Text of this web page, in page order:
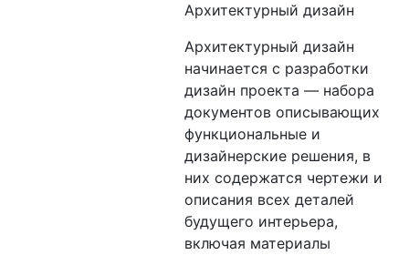
Архитектурный дизайн
Архитектурный дизайн
начинается с разработки
дизайн проекта — набора
документов описывающих
функциональные и
дизайнерские решения, в
них содержатся чертежи и
описания всех деталей
будущего интерьера,
включая материалы